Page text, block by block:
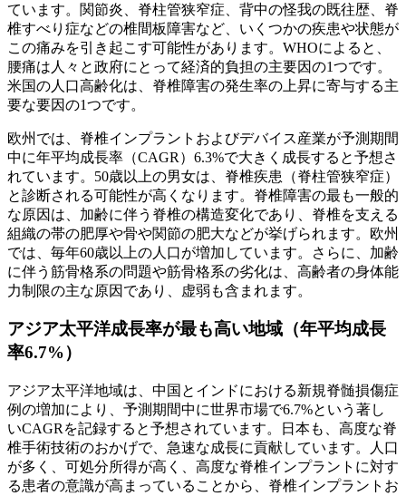
ています。関節炎、脊柱管狭窄症、背中の怪我の既往歴、脊
椎すべり症などの椎間板障害など、いくつかの疾患や状態が
この痛みを引き起こす可能性があります。WHOによると、
腰痛は人々と政府にとって経済的負担の主要因の1つです。
米国の人口高齢化は、脊椎障害の発生率の上昇に寄与する主
要な要因の1つです。
欧州では、脊椎インプラントおよびデバイス産業が予測期間
中に年平均成長率（CAGR）6.3%で大きく成長すると予想さ
れています。50歳以上の男女は、脊椎疾患（脊柱管狭窄症）
と診断される可能性が高くなります。脊椎障害の最も一般的
な原因は、加齢に伴う脊椎の構造変化であり、脊椎を支える
組織の帯の肥厚や骨や関節の肥大などが挙げられます。欧州
では、毎年60歳以上の人口が増加しています。さらに、加齢
に伴う筋骨格系の問題や筋骨格系の劣化は、高齢者の身体能
力制限の主な原因であり、虚弱も含まれます。
アジア太平洋成長率が最も高い地域（年平均成長
率6.7%）
アジア太平洋地域は、中国とインドにおける新規脊髄損傷症
例の増加により、予測期間中に世界市場で6.7%という著し
いCAGRを記録すると予想されています。日本も、高度な脊
椎手術技術のおかげで、急速な成長に貢献しています。人口
が多く、可処分所得が高く、高度な脊椎インプラントに対す
る患者の意識が高まっていることから、脊椎インプラントお